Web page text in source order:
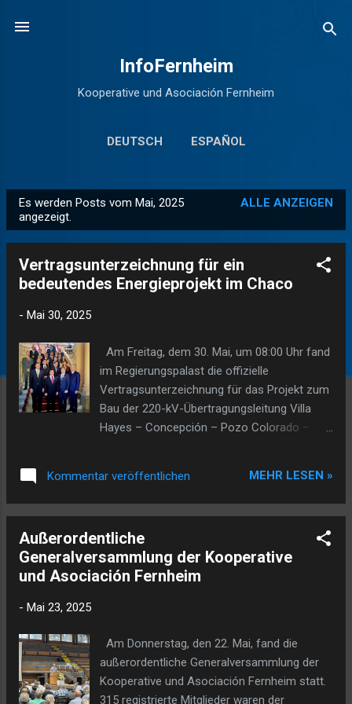
InfoFernheim
Kooperative und Asociación Fernheim
DEUTSCH ESPAÑOL
o
Es werden Posts vom Mai, 2025
angezeigt.
ALLE ANZEIGEN
Vertragsunterzeichnung für ein
bedeutendes Energieprojekt im Chaco
- Mai 30, 2025
Am Freitag, dem 30. Mai, um 08:00 Uhr fand
im Regierungspalast die offizielle
Vertragsunterzeichnung für das Projekt zum
Bau der 220-kV-Übertragungsleitung Villa
Hayes – Concepción – Pozo Colorado –
Dieses Vorhaben wird von der staatlichen
Stromgesellschaft ANDE getragen.
vom Präsidenten der ANDE, Ing. Félix Sosa,
geleitet und brachte zahlreiche nationale,
regionale und lokale Autoritäten zusammen.
Abgeordneten der Departamente Presidente
Hayes und Boquerón, mehrere Bürgermeister
aus der Region sowie ein breites Publikum
Kommentar veröffentlichen MEHR LESEN »
Außerordentliche
Generalversammlung der Kooperative
und Asociación Fernheim
- Mai 23, 2025
Am Donnerstag, den 22. Mai, fand die
außerordentliche Generalversammlung der
Kooperative und Asociación Fernheim statt.
315 registrierte Mitglieder waren der